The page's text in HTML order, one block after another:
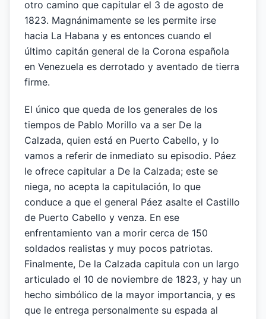
otro camino que capitular el 3 de agosto de
1823. Magnánimamente se les permite irse
hacia La Habana y es entonces cuando el
último capitán general de la Corona española
en Venezuela es derrotado y aventado de tierra
firme.
El único que queda de los generales de los
tiempos de Pablo Morillo va a ser De la
Calzada, quien está en Puerto Cabello, y lo
vamos a referir de inmediato su episodio. Páez
le ofrece capitular a De la Calzada; este se
niega, no acepta la capitulación, lo que
conduce a que el general Páez asalte el Castillo
de Puerto Cabello y venza. En ese
enfrentamiento van a morir cerca de 150
soldados realistas y muy pocos patriotas.
Finalmente, De la Calzada capitula con un largo
articulado el 10 de noviembre de 1823, y hay un
hecho simbólico de la mayor importancia, y es
que le entrega personalmente su espada al